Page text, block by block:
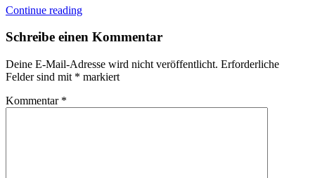
Continue reading
Schreibe einen Kommentar
Deine E-Mail-Adresse wird nicht veröffentlicht. Erforderliche
Felder sind mit * markiert
Kommentar *